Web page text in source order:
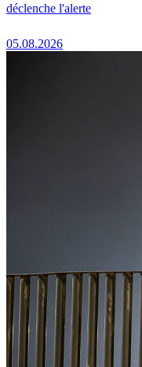
déclenche l'alerte
05.08.2026